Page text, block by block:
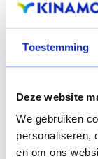
Toestemming
Deze website
We gebruiken
personaliseren,
en om ons
Let’s
Wilt u meer te
aanbod van